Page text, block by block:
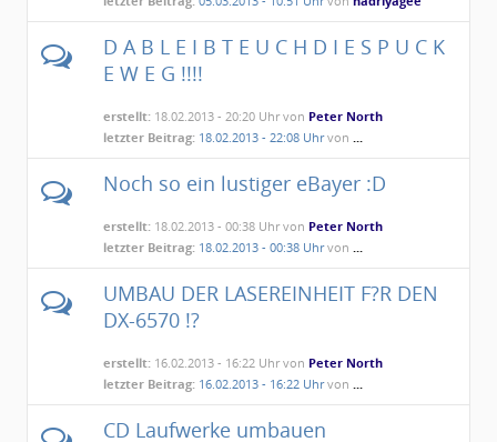
D A B L E I B T E U C H D I E S P U C K
E W E G !!!!
erstellt: 18.02.2013 - 20:20 Uhr von Peter North
letzter Beitrag: 18.02.2013 - 22:08 Uhrvon...
Noch so ein lustiger eBayer :D
erstellt: 18.02.2013 - 00:38 Uhr von Peter North
letzter Beitrag: 18.02.2013 - 00:38 Uhrvon...
UMBAU DER LASEREINHEIT F?R DEN
DX-6570 !?
erstellt: 16.02.2013 - 16:22 Uhr von Peter North
letzter Beitrag: 16.02.2013 - 16:22 Uhrvon...
CD Laufwerke umbauen